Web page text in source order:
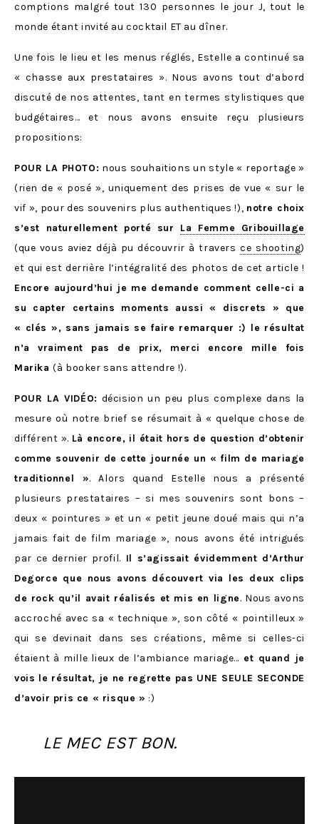
comptions malgré tout 130 personnes le jour J, tout le
monde étant invité au cocktail ET au dîner.
Une fois le lieu et les menus réglés, Estelle a continué sa
« chasse aux prestataires ». Nous avons tout d’abord
discuté de nos attentes, tant en termes stylistiques que
budgétaires… et nous avons ensuite reçu plusieurs
propositions:
POUR LA PHOTO: nous souhaitions un style « reportage »
(rien de « posé », uniquement des prises de vue « sur le
vif », pour des souvenirs plus authentiques !), notre choix
s’est naturellement porté sur La Femme Gribouillage
(que vous aviez déjà pu découvrir à travers ce shooting)
et qui est derrière l’intégralité des photos de cet article !
Encore aujourd’hui je me demande comment celle-ci a
su capter certains moments aussi « discrets » que
« clés », sans jamais se faire remarquer :) le résultat
n’a vraiment pas de prix, merci encore mille fois
Marika(à booker sans attendre !).
POUR LA VIDÉO: décision un peu plus complexe dans la
mesure où notre brief se résumait à « quelque chose de
différent ». Là encore, il était hors de question d’obtenir
comme souvenir de cette journée un « film de mariage
traditionnel ». Alors quand Estelle nous a présenté
plusieurs prestataires – si mes souvenirs sont bons –
deux « pointures » et un « petit jeune doué mais qui n’a
jamais fait de film mariage », nous avons été intrigués
par ce dernier profil. Il s’agissait évidemment d’Arthur
Degorce que nous avons découvert via les deux clips
de rock qu’il avait réalisés et mis en ligne. Nous avons
accroché avec sa « technique », son côté « pointilleux »
qui se devinait dans ses créations, même si celles-ci
étaient à mille lieux de l’ambiance mariage… et quand je
vois le résultat, je ne regrette pas UNE SEULE SECONDE
d’avoir pris ce « risque » :)
LE MEC EST BON.